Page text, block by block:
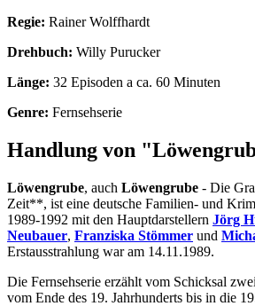
Regie: Rainer Wolffhardt
Drehbuch: Willy Purucker
Länge: 32 Episoden a ca. 60 Minuten
Genre: Fernsehserie
Handlung von
Löwengrube, auch Löwengrube - Die
Zeit**, ist eine deutsche Familien- und
1989-1992 mit den Hauptdarstellern Jörg
Neubauer, Franziska Stömmer und
Erstausstrahlung war am 14.11.1989.
Die Fernsehserie erzählt vom Schicksal
vom Ende des 19. Jahrhunderts bis in die